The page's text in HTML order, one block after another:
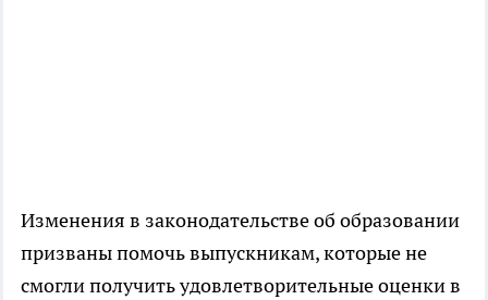
Изменения в законодательстве об образовании
призваны помочь выпускникам, которые не
смогли получить удовлетворительные оценки в